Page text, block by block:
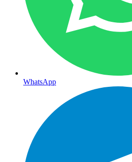
WhatsApp